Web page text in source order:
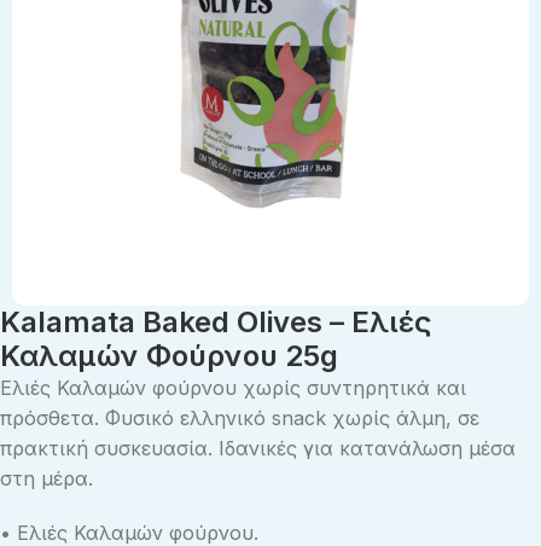
Kalamata Baked Olives – Eλιές
Καλαμών Φούρνου 25g
Ελιές Καλαμών φούρνου χωρίς συντηρητικά και
πρόσθετα. Φυσικό ελληνικό snack χωρίς άλμη, σε
πρακτική συσκευασία. Ιδανικές για κατανάλωση μέσα
στη μέρα.
• Ελιές Καλαμών φούρνου.